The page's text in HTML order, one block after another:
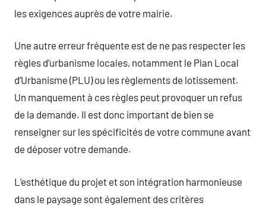
les exigences auprès de votre mairie.
Une autre erreur fréquente est de ne pas respecter les
règles d’urbanisme locales, notamment le Plan Local
d’Urbanisme (PLU) ou les règlements de lotissement.
Un manquement à ces règles peut provoquer un refus
de la demande. Il est donc important de bien se
renseigner sur les spécificités de votre commune avant
de déposer votre demande.
L’esthétique du projet et son intégration harmonieuse
dans le paysage sont également des critères